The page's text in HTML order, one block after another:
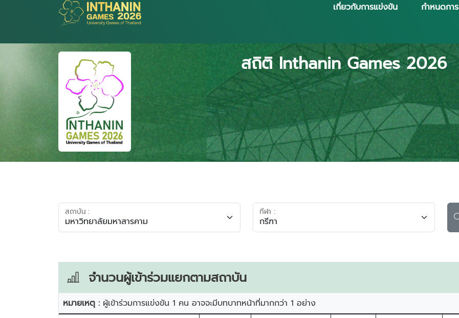
เกี่ยวกับการแข่งขัน กำหนดการ
สถิติ Inthanin Games 2026
สถาบัน : กีฬา :
จำนวนผู้เข้าร่วมแยกตามสถาบัน
หมายเหตุ : ผู้เข้าร่วมการแข่งขัน 1 คน อาจจะมีบทบาทหน้าที่มากกว่า 1 อย่าง